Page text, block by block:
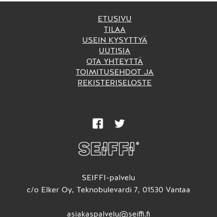
ETUSIVU
TILAA
USEIN KYSYTTYÄ
UUTISIA
OTA YHTEYTTÄ
TOIMITUSEHDOT JA
REKISTERISELOSTE
SEIFFI-palvelu
c/o Elker Oy, Teknobulevardi 7, 01530 Vantaa
asiakaspalvelu@seiffi.fi